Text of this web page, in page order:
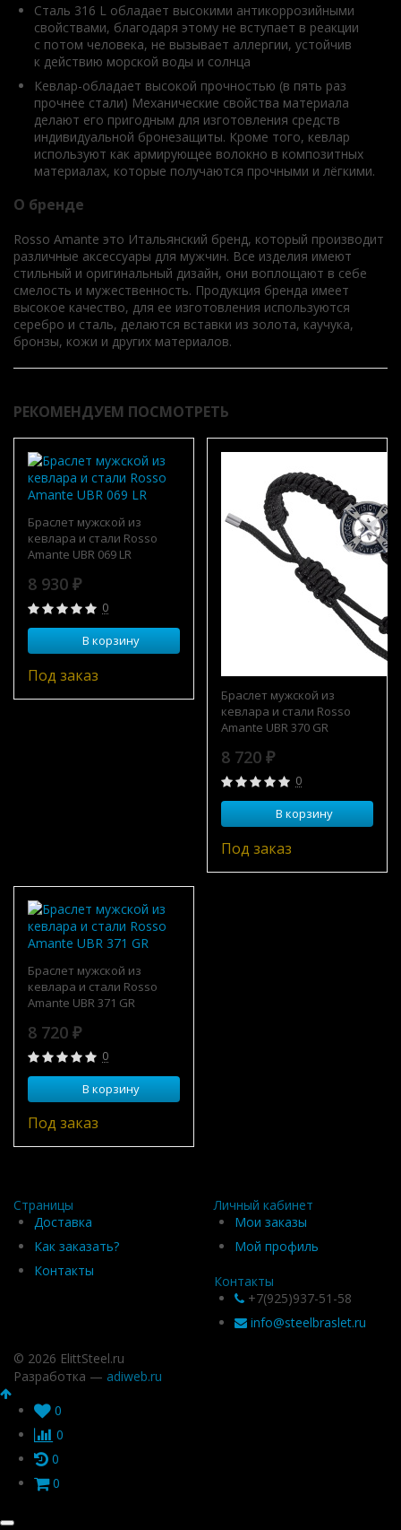
Сталь 316 L обладает высокими антикоррозийными
свойствами, благодаря этому не вступает в реакции
с потом человека, не вызывает аллергии, устойчив
к действию морской воды и солнца
Кевлар-обладает высокой прочностью (в пять раз
прочнее стали) Механические свойства материала
делают его пригодным для изготовления средств
индивидуальной бронезащиты. Кроме того, кевлар
используют как армирующее волокно в композитных
материалах, которые получаются прочными и лёгкими.
О бренде
Rosso Amante это Итальянский бренд, который производит
различные аксессуары для мужчин. Все изделия имеют
стильный и оригинальный дизайн, они воплощают в себе
смелость и мужественность. Продукция бренда имеет
высокое качество, для ее изготовления используются
серебро и сталь, делаются вставки из золота, каучука,
бронзы, кожи и других материалов.
РЕКОМЕНДУЕМ ПОСМОТРЕТЬ
Браслет мужской из
кевлара и стали Rosso
Amante UBR 069 LR
8 930 ₽
0
В корзину
Под заказ
Браслет мужской из
кевлара и стали Rosso
Amante UBR 370 GR
8 720 ₽
0
В корзину
Под заказ
Браслет мужской из
кевлара и стали Rosso
Amante UBR 371 GR
8 720 ₽
0
В корзину
Под заказ
Страницы
Доставка
Как заказать?
Контакты
Личный кабинет
Мои заказы
Мой профиль
Контакты
+7(925)937-51-58
info@steelbraslet.ru
© 2026 ElittSteel.ru
Разработка — adiweb.ru
0
0
0
0